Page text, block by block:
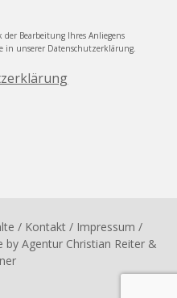
Bearbeitung Ihres Anliegens
in unserer Datenschutzerklärung.
/ Kontakt / Impressum /
by Agentur Christian Reiter &